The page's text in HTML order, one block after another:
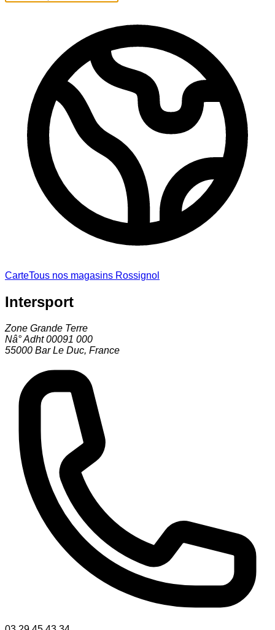
CarteTous nos magasins Rossignol
Intersport
Zone Grande Terre
Nâ° Adht 00091 000
55000 Bar Le Duc, France